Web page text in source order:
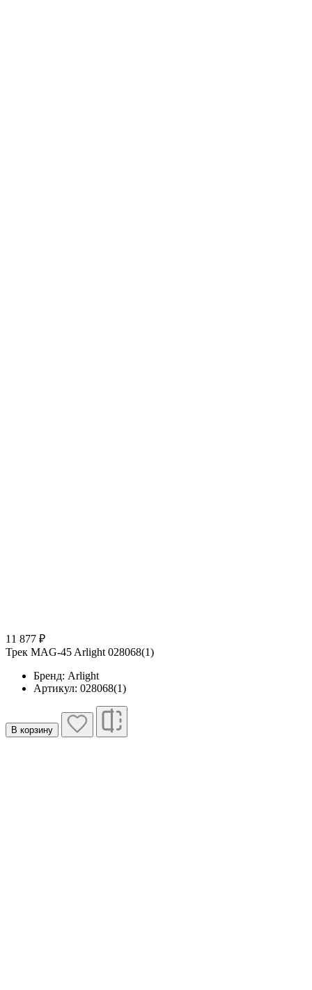
11 877 ₽
Трек MAG-45 Arlight 028068(1)
Бренд: Arlight
Артикул: 028068(1)
В корзину